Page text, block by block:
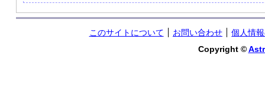
このサイトについて お問い合わせ
個人情
Copyright ©